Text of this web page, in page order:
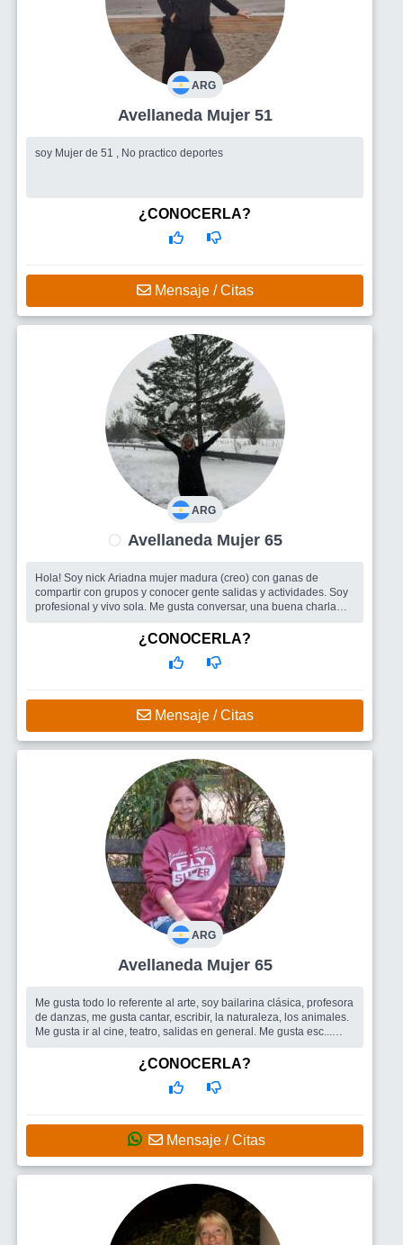
ARG
Avellaneda Mujer 51
soy Mujer de 51 , No practico deportes
¿CONOCERLA?
Mensaje / Citas
ARG
Avellaneda Mujer 65
Hola! Soy nick Ariadna mujer madura (creo) con ganas de
compartir con grupos y conocer gente salidas y actividades. Soy
profesional y vivo sola. Me gusta conversar, una buena charla
Me gustarìa conocer gente y grupos para actividades y
salidas, pasarlo bien y divertirnos. Si se da de un alguien
(masculino) para compartir algo màs perfecto.... y Adelante!!!!
¿CONOCERLA?
Mensaje / Citas
ARG
Avellaneda Mujer 65
Me gusta todo lo referente al arte, soy bailarina clásica, profesora
de danzas, me gusta cantar, escribir, la naturaleza, los animales.
Me gusta ir al cine, teatro, salidas en general. Me gusta esc...
¿CONOCERLA?
Mensaje / Citas